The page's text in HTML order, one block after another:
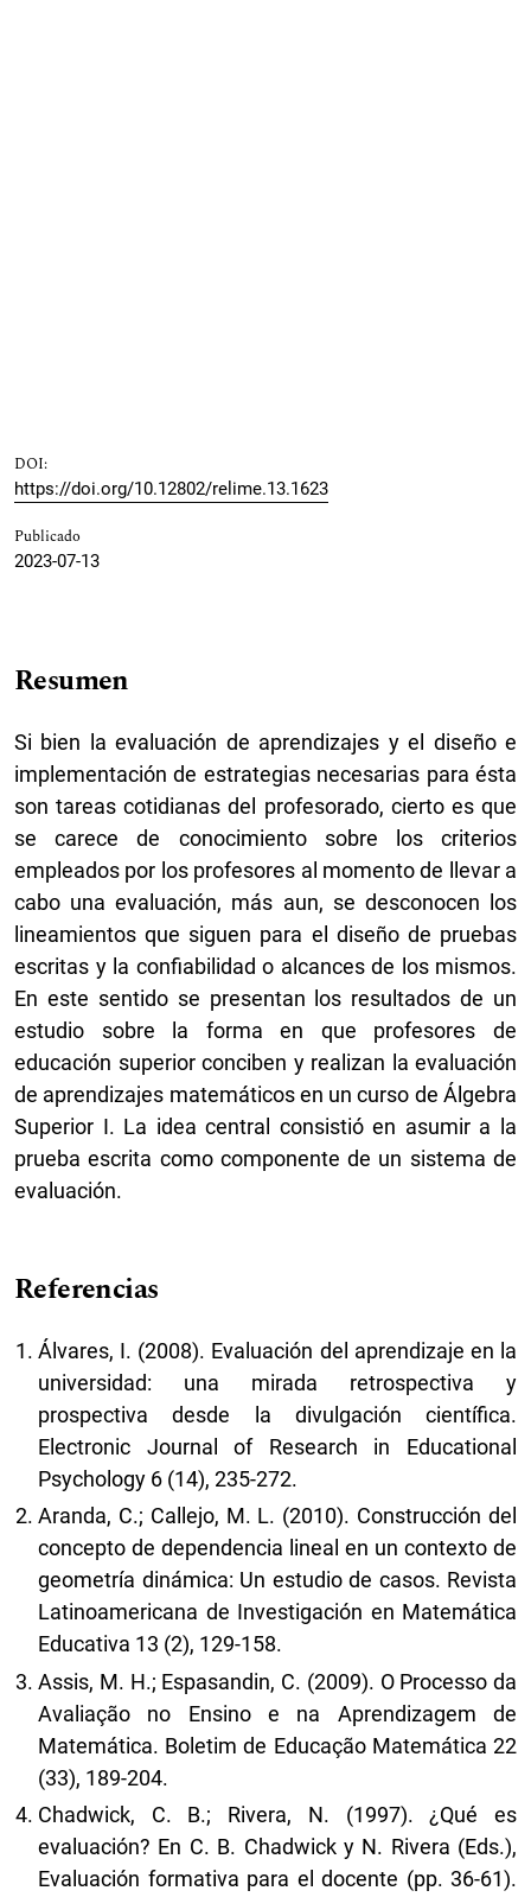
DOI:
https://doi.org/10.12802/relime.13.1623
Publicado
2023-07-13
Resumen
Si bien la evaluación de aprendizajes y el diseño e
implementación de estrategias necesarias para ésta
son tareas cotidianas del profesorado, cierto es que
se carece de conocimiento sobre los criterios
empleados por los profesores al momento de llevar a
cabo una evaluación, más aun, se desconocen los
lineamientos que siguen para el diseño de pruebas
escritas y la confiabilidad o alcances de los mismos.
En este sentido se presentan los resultados de un
estudio sobre la forma en que profesores de
educación superior conciben y realizan la evaluación
de aprendizajes matemáticos en un curso de Álgebra
Superior I. La idea central consistió en asumir a la
prueba escrita como componente de un sistema de
evaluación.
Referencias
Álvares, I. (2008). Evaluación del aprendizaje en la
universidad: una mirada retrospectiva y
prospectiva desde la divulgación científica.
Electronic Journal of Research in Educational
Psychology 6 (14), 235-272.
Aranda, C.; Callejo, M. L. (2010). Construcción del
concepto de dependencia lineal en un contexto de
geometría dinámica: Un estudio de casos. Revista
Latinoamericana de Investigación en Matemática
Educativa 13 (2), 129-158.
Assis, M. H.; Espasandin, C. (2009). O Processo da
Avaliação no Ensino e na Aprendizagem de
Matemática. Boletim de Educação Matemática 22
(33), 189-204.
Chadwick, C. B.; Rivera, N. (1997). ¿Qué es
evaluación? En C. B. Chadwick y N. Rivera (Eds.),
Evaluación formativa para el docente (pp. 36-61).